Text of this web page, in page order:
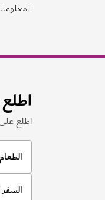
اطلع
الطعام